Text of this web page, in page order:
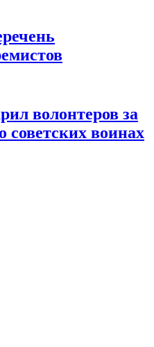
волонтеров за
советских воинах